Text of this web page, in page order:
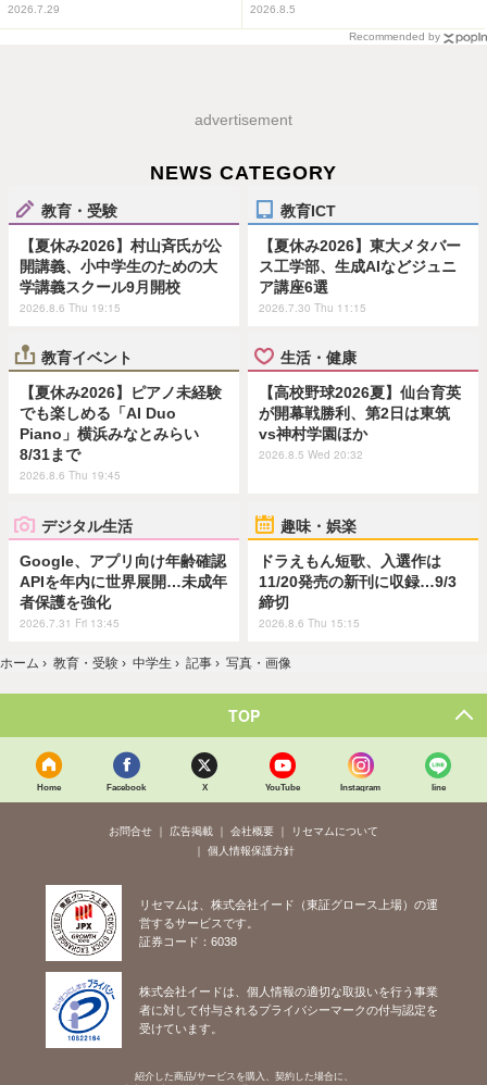
2026.7.29 2026.8.5
Recommended by
advertisement
NEWS CATEGORY
教育・受験
【夏休み2026】村山斉氏が公
開講義、小中学生のための大
学講義スクール9月開校
2026.8.6 Thu 19:15
教育ICT
【夏休み2026】東大メタバー
ス工学部、生成AIなどジュニ
ア講座6選
2026.7.30 Thu 11:15
教育イベント
【夏休み2026】ピアノ未経験
でも楽しめる「AI Duo
Piano」横浜みなとみらい
8/31まで
2026.8.6 Thu 19:45
生活・健康
【高校野球2026夏】仙台育英
が開幕戦勝利、第2日は東筑
vs神村学園ほか
2026.8.5 Wed 20:32
デジタル生活
Google、アプリ向け年齢確認
APIを年内に世界展開…未成年
者保護を強化
2026.7.31 Fri 13:45
趣味・娯楽
ドラえもん短歌、入選作は
11/20発売の新刊に収録…9/3
締切
2026.8.6 Thu 15:15
ホーム › 教育・受験 › 中学生 › 記事 › 写真・画像
TOP
Home Facebook X YouTube Instagram line
お問合せ 広告掲載 会社概要
リセマムについて
個人情報保護方針
リセマムは、株式会社イード（東証グロース上場）の運
営するサービスです。
証券コード：6038
株式会社イードは、個人情報の適切な取扱いを行う事業
者に対して付与されるプライバシーマークの付与認定を
受けています。
紹介した商品/サービスを購入、契約した場合に、